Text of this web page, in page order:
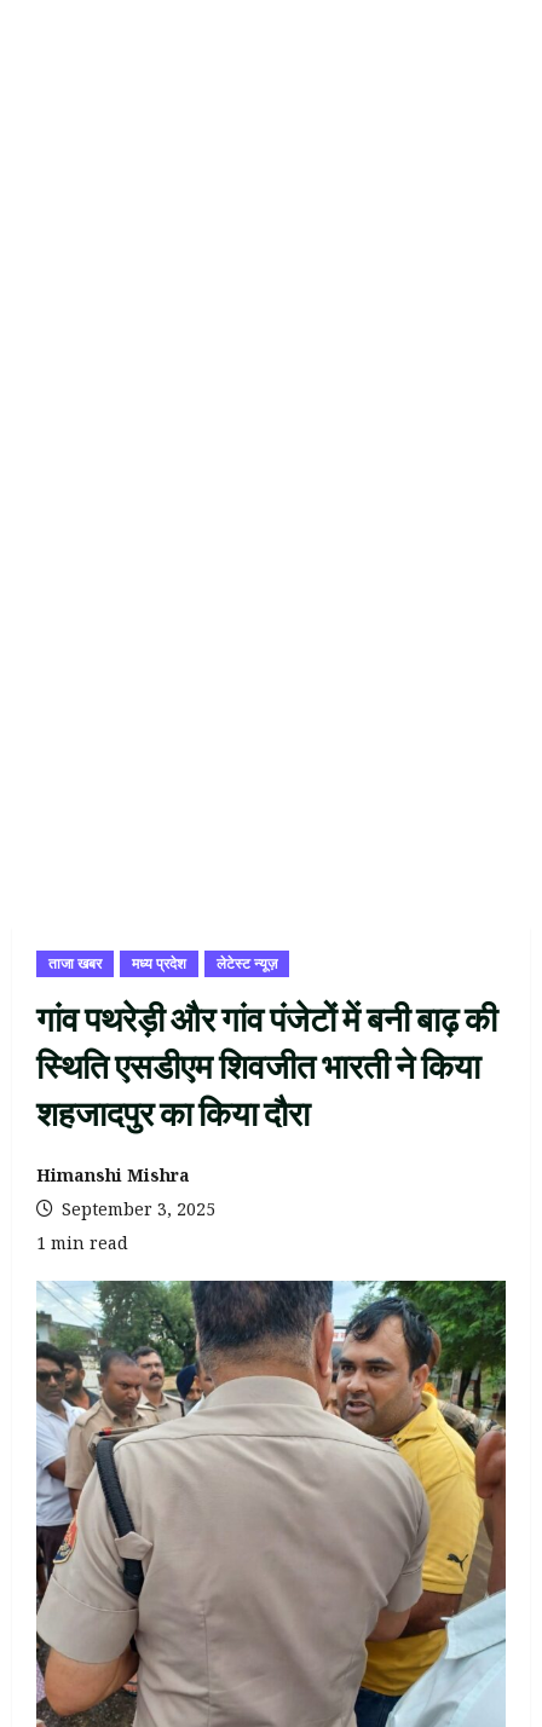
ताजा खबर मध्य प्रदेश लेटेस्ट न्यूज़
गांव पथरेड़ी और गांव पंजेटों में बनी बाढ़ की
स्थिति एसडीएम शिवजीत भारती ने किया
शहजादपुर का किया दौरा
Himanshi Mishra
September 3, 2025
1 min read